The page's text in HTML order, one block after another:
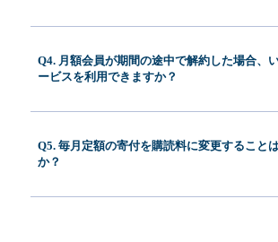
Q4. 月額会員が期間の途中で解約した場合、
ービスを利用できますか？
Q5. 毎月定額の寄付を購読料に変更すること
か？